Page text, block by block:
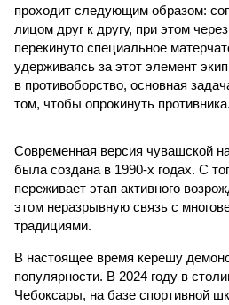
проходит следующим образом:
лицом друг к другу, при этом
перекинуто специальное
удерживаясь за этот элемент
в противоборство, основная
том, чтобы опрокинуть противника.
Современная версия чувашской
была создана в 1990-х годах. С
переживает этап активного
этом неразрывную связь с
традициями.
В настоящее время керешу
популярности. В 2024 году в
Чебоксары, на базе спортивной